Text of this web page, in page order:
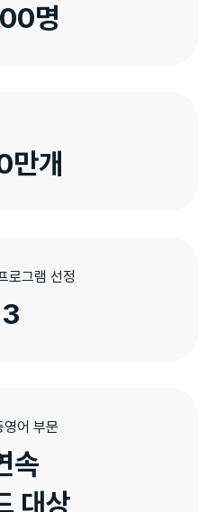
명
개
로그램 선정
어 부문
속
대상